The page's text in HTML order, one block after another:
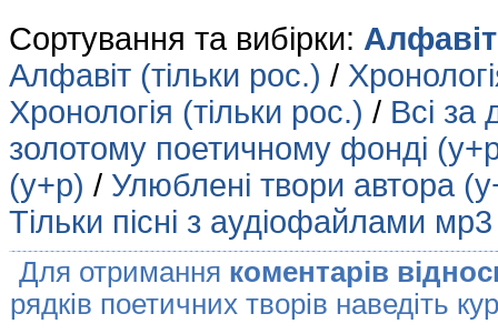
Сортування та вибірки:
Алфавіт (тільки рос.) /
Хронологія (тільки рос.) / Всі за
золотому поетичному фонді
(у+р) / Улюблені твори автора
Тільки пісні з аудіофайлами
Для отримання коментарів
рядків поетичних творів наведіть